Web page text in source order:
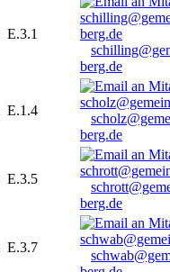
E.3.1
berg.de
E.1.4
berg.de
E.3.5
berg.de
E.3.7